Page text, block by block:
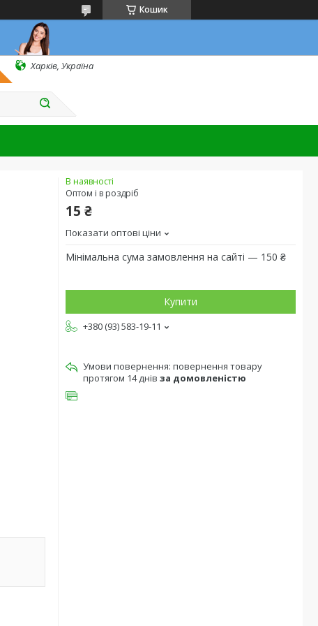
Кошик
Харків, Україна
В наявності
Оптом і в роздріб
15 ₴
Показати оптові ціни
Мінімальна сума замовлення на сайті — 150 ₴
Купити
+380 (93) 583-19-11
повернення товару
протягом 14 днів за домовленістю